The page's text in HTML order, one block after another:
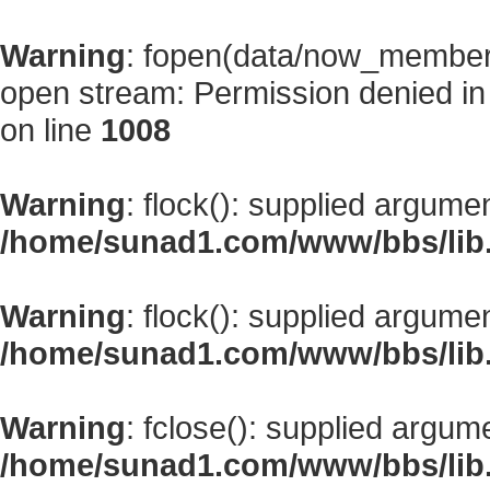
Warning: fopen(data/
open stream: Permission denied
on line 1008
Warning: flock(): supplied
/home/sunad1.com/www/bbs/
Warning: flock(): supplied
/home/sunad1.com/www/bbs/
Warning: fclose(): supplied
/home/sunad1.com/www/bbs/